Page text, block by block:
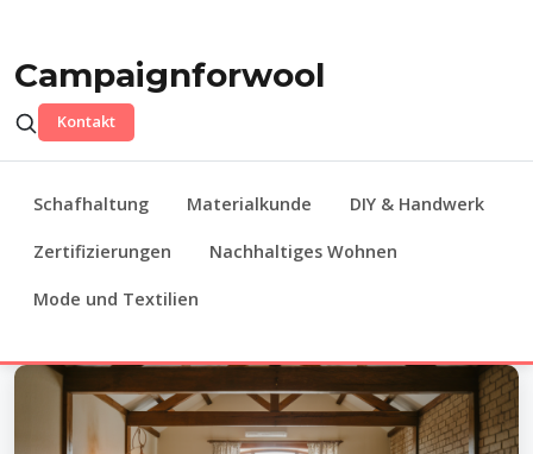
Campaignforwool
Kontakt
Schafhaltung Materialkunde DIY & Handwerk
Zertifizierungen Nachhaltiges Wohnen
Mode und Textilien